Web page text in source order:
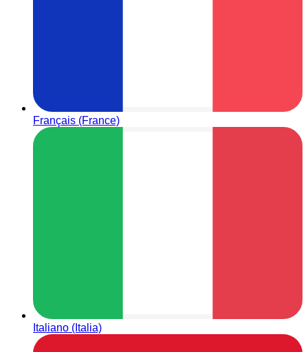
Français (France)
Italiano (Italia)